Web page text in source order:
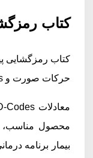
کتاب
کتاب رمزگشایی
حرکات صورت و MD DYNA Codes
محصول مناسب،
بیمار برنامه